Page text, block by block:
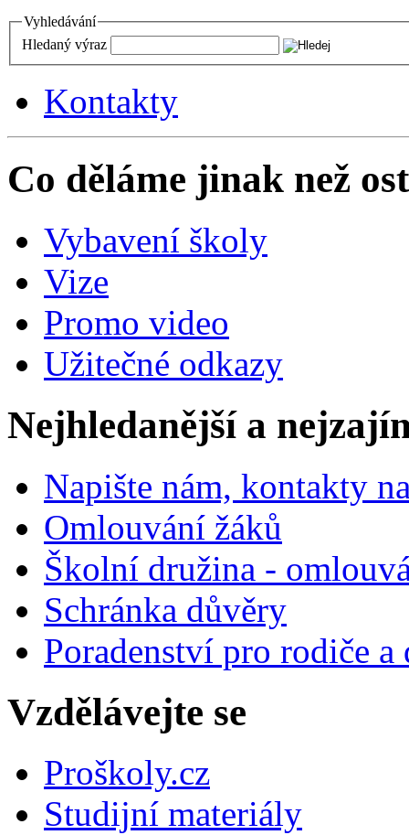
Vyhledávání
Hledaný výraz
Kontakty
Co děláme jinak než
Vybavení školy
Vize
Promo video
Užitečné odkazy
Nejhledanější a
Napište nám, kontakty
Omlouvání žáků
Školní družina -
Schránka důvěry
Poradenství pro rodiče
Vzdělávejte se
Proškoly.cz
Studijní materiály